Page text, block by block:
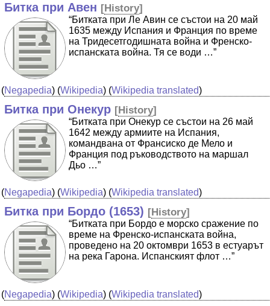
Битка при Авен [History]
“Битката при Ле Авин се състои на 20 май
1635 между Испания и Франция по време
на Тридесетгодишната война и Френско-
испанската война. Тя се води …”
(Negapedia) (Wikipedia) (Wikipedia translated)
Битка при Онекур [History]
“Битката при Онекур се състои на 26 май
1642 между армиите на Испания,
командвана от Франсиско де Мело и
Франция под ръководството на маршал
Дьо …”
(Negapedia) (Wikipedia) (Wikipedia translated)
Битка при Бордо (1653) [History]
“Битката при Бордо е морско сражение по
време на Френско-испанската война,
проведено на 20 октомври 1653 в естуарът
на река Гарона. Испанският флот …”
(Negapedia) (Wikipedia) (Wikipedia translated)